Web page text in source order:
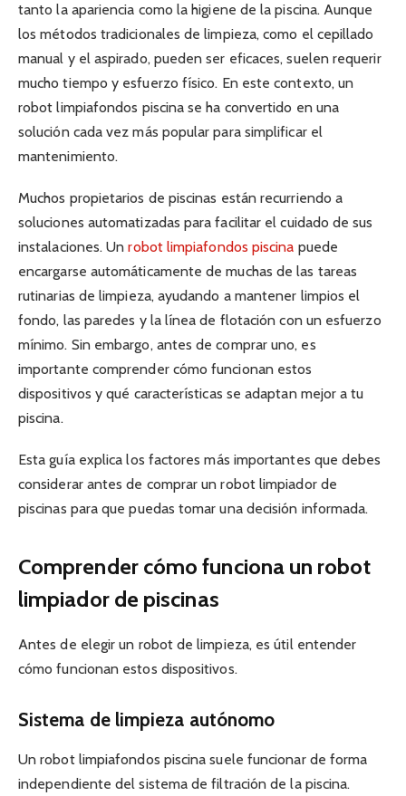
tanto la apariencia como la higiene de la piscina. Aunque
los métodos tradicionales de limpieza, como el cepillado
manual y el aspirado, pueden ser eficaces, suelen requerir
mucho tiempo y esfuerzo físico. En este contexto, un
robot limpiafondos piscina se ha convertido en una
solución cada vez más popular para simplificar el
mantenimiento.
Muchos propietarios de piscinas están recurriendo a
soluciones automatizadas para facilitar el cuidado de sus
instalaciones. Unrobot limpiafondos piscina puede
encargarse automáticamente de muchas de las tareas
rutinarias de limpieza, ayudando a mantener limpios el
fondo, las paredes y la línea de flotación con un esfuerzo
mínimo. Sin embargo, antes de comprar uno, es
importante comprender cómo funcionan estos
dispositivos y qué características se adaptan mejor a tu
piscina.
Esta guía explica los factores más importantes que debes
considerar antes de comprar un robot limpiador de
piscinas para que puedas tomar una decisión informada.
Comprender cómo funciona un robot
limpiador de piscinas
Antes de elegir un robot de limpieza, es útil entender
cómo funcionan estos dispositivos.
Sistema de limpieza autónomo
Un robot limpiafondos piscina suele funcionar de forma
independiente del sistema de filtración de la piscina.